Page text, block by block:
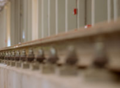
Westfalen
Pfalz
Holstein
Verkehrsbau